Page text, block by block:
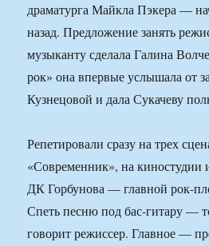
драматурга Майкла Пэкера —
назад. Предложение занять
музыканту сделала Галина
рок» она впервые услышала от
Кузнецовой и дала Сукачеву
Репетировали сразу на трех
«Современник», на киностудии
ДК Горбунова — главной рок-
Спеть песню под бас-гитару —
говорит режиссер. Главное —